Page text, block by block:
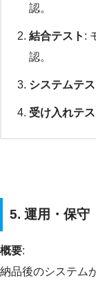
認。
結合テスト :
認。
システムテス
受け入れテス
5. 運用・保守
概要:
納品後のシステム